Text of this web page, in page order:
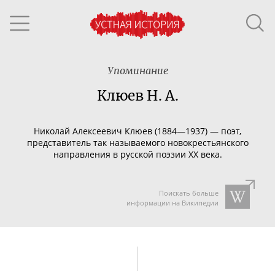
Упоминание
Клюев Н. А.
Николай Алексеевич Клюев (1884—1937) — поэт,
представитель так называемого новокрестьянского
направления в русской поэзии XX века.
Поискать больше
информации на Википедии